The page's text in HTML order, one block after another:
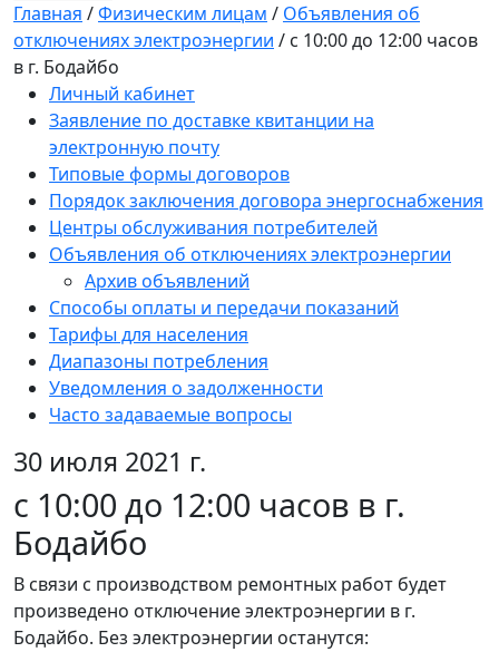
Главная /Физическим лицам / Объявления об
отключениях электроэнергии / с 10:00 до 12:00 часов
в г. Бодайбо
Личный кабинет
Заявление по доставке квитанции на
электронную почту
Типовые формы договоров
Порядок заключения договора энергоснабжения
Центры обслуживания потребителей
Объявления об отключениях электроэнергии
Архив объявлений
Способы оплаты и передачи показаний
Тарифы для населения
Диапазоны потребления
Уведомления о задолженности
Часто задаваемые вопросы
30 июля 2021 г.
с 10:00 до 12:00 часов в г.
Бодайбо
В связи с производством ремонтных работ будет
произведено отключение электроэнергии в г.
Бодайбо. Без электроэнергии останутся: